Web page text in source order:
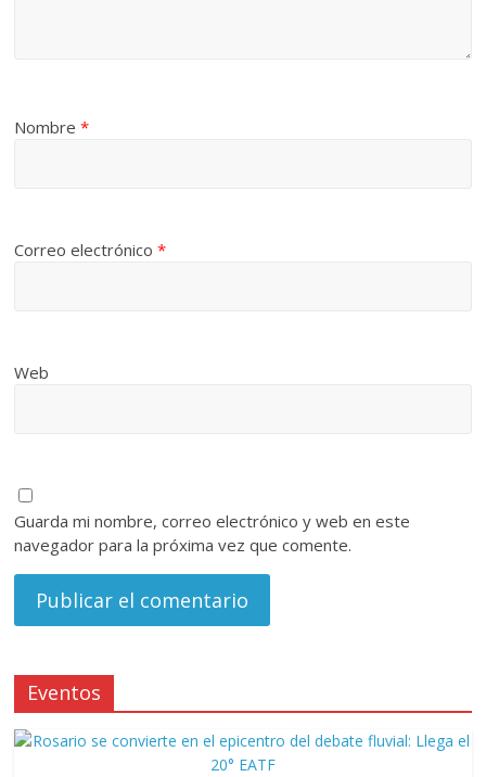
Nombre*
Correo electrónico*
Web
Guarda mi nombre, correo electrónico y web en este
navegador para la próxima vez que comente.
Eventos